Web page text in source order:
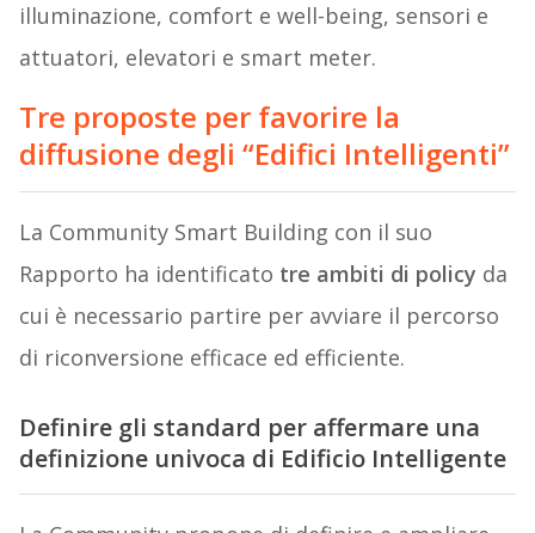
illuminazione, comfort e well-being, sensori e
attuatori, elevatori e smart meter.
Tre proposte per favorire la
diffusione degli “Edifici Intelligenti”
La Community Smart Building con il suo
Rapporto ha identificato tre ambiti di policy da
cui è necessario partire per avviare il percorso
di riconversione efficace ed efficiente.
Definire gli standard per affermare una
definizione univoca di Edificio Intelligente